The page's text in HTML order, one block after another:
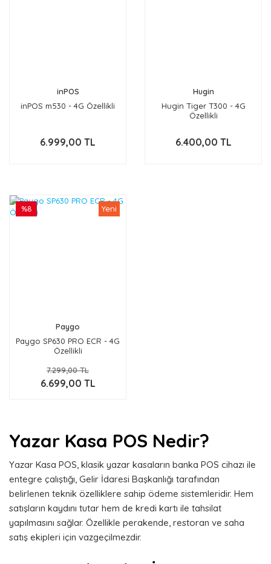
inPOS
inPOS m530 - 4G Özellikli
6.999,00 TL
Hugin
Hugin Tiger T300 - 4G
Özellikli
6.400,00 TL
Yeni
%8
Paygo
Paygo SP630 PRO ECR - 4G
Özellikli
7.299,00 TL
6.699,00 TL
Yazar Kasa POS Nedir?
Yazar Kasa POS, klasik yazar kasaların banka POS cihazı ile
entegre çalıştığı, Gelir İdaresi Başkanlığı tarafından
belirlenen teknik özelliklere sahip ödeme sistemleridir. Hem
satışların kaydını tutar hem de kredi kartı ile tahsilat
yapılmasını sağlar. Özellikle perakende, restoran ve saha
satış ekipleri için vazgeçilmezdir.